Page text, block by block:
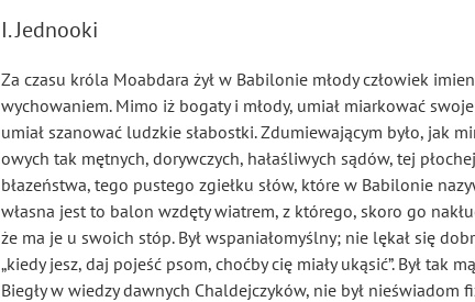
I. Jednooki
Za czasu króla Moabdara żył w Babilonie młody człowiek
wychowaniem. Mimo iż bogaty i młody, umiał miarkować
umiał szanować ludzkie słabostki. Zdumiewającym było, jak
owych tak mętnych, dorywczych, hałaśliwych sądów, tej
błazeństwa, tego pustego zgiełku słów, które w Babilonie
własna jest to balon wzdęty wiatrem, z którego, skoro go
że ma je u swoich stóp. Był wspaniałomyślny; nie lękał się
„kiedy jesz, daj pojeść psom, choćby cię miały ukąsić”. Był tak
Biegły w wiedzy dawnych Chaldejczyków, nie był